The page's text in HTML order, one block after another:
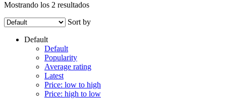
Mostrando los 2 resultados
Sort by
Default
Default
Popularity
Average rating
Latest
Price: low to high
Price: high to low